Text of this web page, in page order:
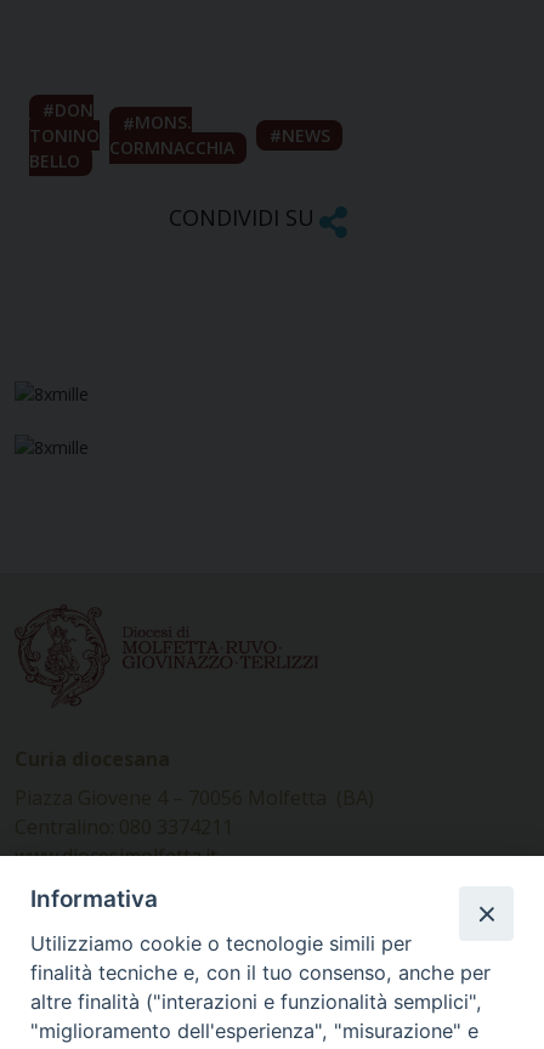
DON
TONINO
BELLO
MONS.
CORMNACCHIA
NEWS
CONDIVIDI SU
www.diocesimolfetta.it –
diocesimolfetta@pec.chiesacattolica.it
Ufficio Comunicazioni sociali
Piazza Giovene 4 – 70056 Molfetta (BA)
comunicazionisociali@diocesimolfetta.it
Informativa
Utilizziamo cookie o tecnologie simili per
finalità tecniche e, con il tuo consenso, anche per
altre finalità ("interazioni e funzionalità semplici",
"miglioramento dell'esperienza", "misurazione" e